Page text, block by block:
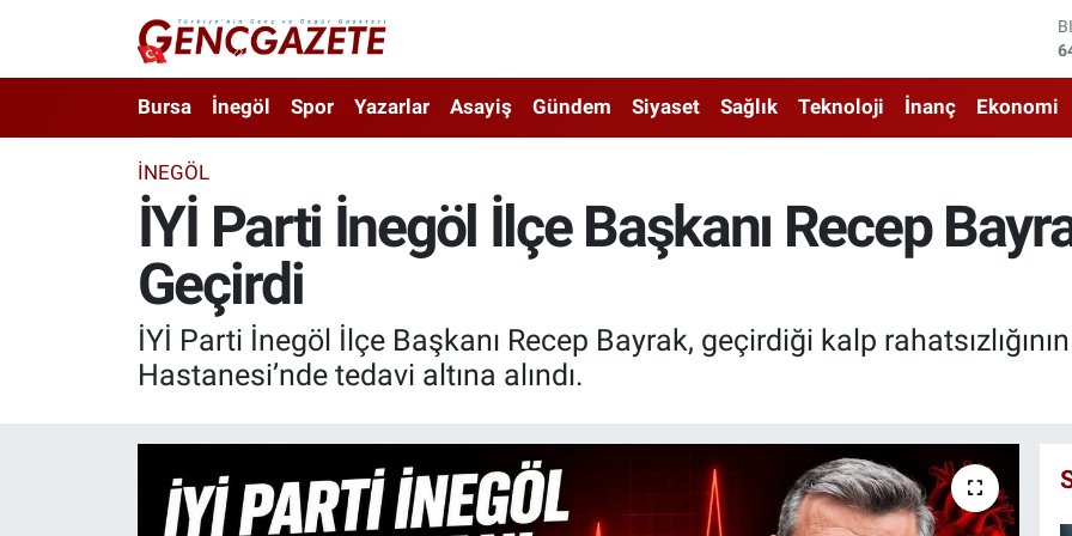
Bursa İnegöl Spor Yazarlar Asayiş Gündem Siyaset Sağlık Teknoloji İnanç Ekonomi
İNEGÖL
İYİ Parti İnegöl İlçe Başkanı Recep
Geçirdi
İYİ Parti İnegöl İlçe Başkanı Recep Bayrak, geçirdiği kalp
Hastanesi’nde tedavi altına alındı.
3.SAYFA
Nöbetçi Eczaneler
Trafik Durumu
Süper Lig Puan Durumu ve Fikstür
Tüm Manşetler